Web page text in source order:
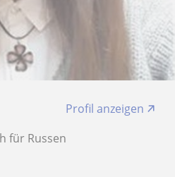
Profil anzeigen
für Russen